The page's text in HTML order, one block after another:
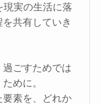
現実の生活に落
共有していき
過ごすためでは
めに。
素を、どれか